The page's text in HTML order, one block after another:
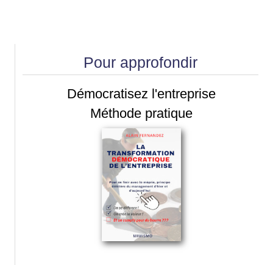
Pour approfondir
Démocratisez l'entreprise
Méthode pratique